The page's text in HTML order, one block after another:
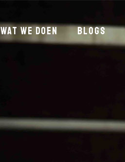
wat we doen blogs